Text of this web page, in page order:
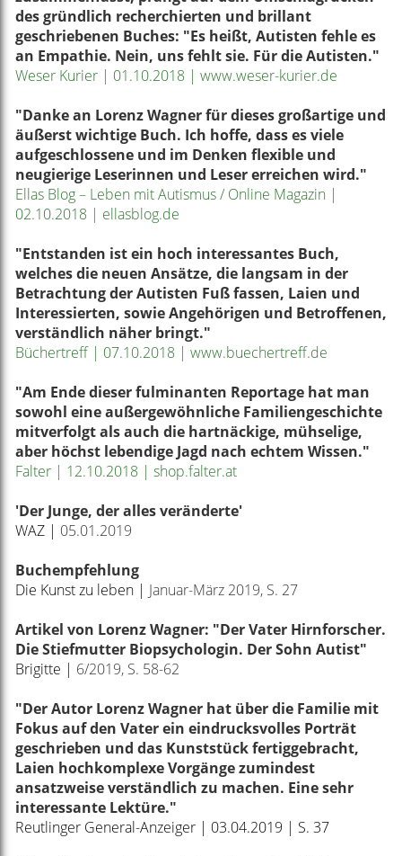
des gründlich recherchierten und brillant
geschriebenen Buches: "Es heißt, Autisten fehle es
an Empathie. Nein, uns fehlt sie. Für die Autisten."
Weser Kurier | 01.10.2018 | www.weser-kurier.de
"Danke an Lorenz Wagner für dieses großartige und
äußerst wichtige Buch. Ich hoffe, dass es viele
aufgeschlossene und im Denken flexible und
neugierige Leserinnen und Leser erreichen wird."
Ellas Blog – Leben mit Autismus / Online Magazin |
02.10.2018 | ellasblog.de
"Entstanden ist ein hoch interessantes Buch,
welches die neuen Ansätze, die langsam in der
Betrachtung der Autisten Fuß fassen, Laien und
Interessierten, sowie Angehörigen und Betroffenen,
verständlich näher bringt."
Büchertreff | 07.10.2018 | www.buechertreff.de
"Am Ende dieser fulminanten Reportage hat man
sowohl eine außergewöhnliche Familiengeschichte
mitverfolgt als auch die hartnäckige, mühselige,
aber höchst lebendige Jagd nach echtem Wissen."
Falter | 12.10.2018 | shop.falter.at
'Der Junge, der alles veränderte'
WAZ | 05.01.2019
Buchempfehlung
Die Kunst zu leben | Januar-März 2019, S. 27
Artikel von Lorenz Wagner: "Der Vater Hirnforscher.
Die Stiefmutter Biopsychologin. Der Sohn Autist"
Brigitte | 6/2019, S. 58-62
"Der Autor Lorenz Wagner hat über die Familie mit
Fokus auf den Vater ein eindrucksvolles Porträt
geschrieben und das Kunststück fertiggebracht,
Laien hochkomplexe Vorgänge zumindest
ansatzweise verständlich zu machen. Eine sehr
interessante Lektüre."
Reutlinger General-Anzeiger | 03.04.2019 | S. 37